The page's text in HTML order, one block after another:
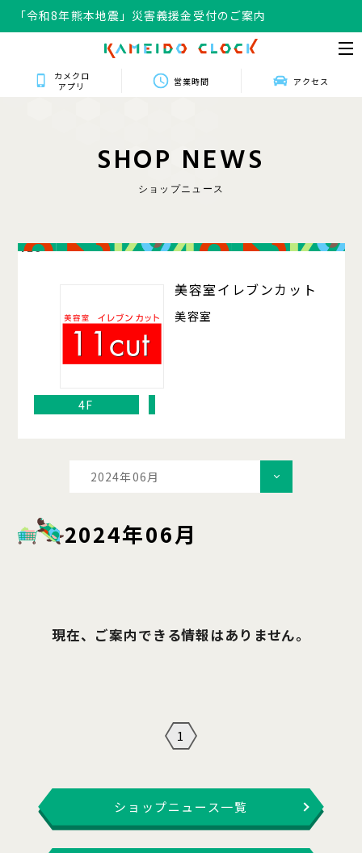
「令和8年熊本地震」災害義援金受付のご案内
「令和8年熊本地震」災害義援金受付のご案内
カメクロ
アプリ
営業時間 アクセス
SHOP NEWS
ショップニュース
426
美容室イレブンカット
美容室
4F
2024年06月
2024年06月
現在、ご案内できる情報はありません。
1
ショップニュース一覧